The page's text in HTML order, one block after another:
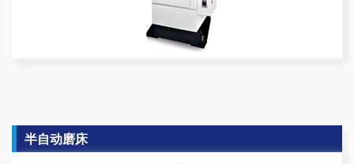
半自动磨床